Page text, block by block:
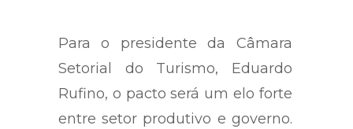
Para o presidente da Câmara
Setorial do Turismo, Eduardo
Rufino, o pacto será um elo forte
entre setor produtivo e governo.